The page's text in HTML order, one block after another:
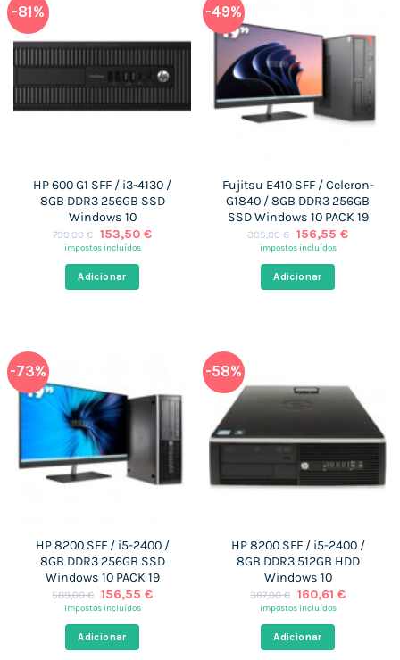
-81%
HP 600 G1 SFF / i3-4130 /
8GB DDR3 256GB SSD
Windows 10
799,00€ O
preço
era:
799,00 €.
153,50 €O
impostos incluídos
Adicionar
-49%
Fujitsu E410 SFF / Celeron-
G1840 / 8GB DDR3 256GB
SSD Windows 10 PACK 19
305,00€ O
preço
era:
305,00 €.
156,55 €O
impostos incluídos
Adicionar
-73%
HP 8200 SFF / i5-2400 /
8GB DDR3 256GB SSD
Windows 10 PACK 19
589,00€ O
preço
era:
589,00 €.
156,55 €O
impostos incluídos
Adicionar
-58%
HP 8200 SFF / i5-2400 /
8GB DDR3 512GB HDD
Windows 10
387,00€ O
preço
era:
387,00 €.
160,61 €O
impostos incluídos
Adicionar